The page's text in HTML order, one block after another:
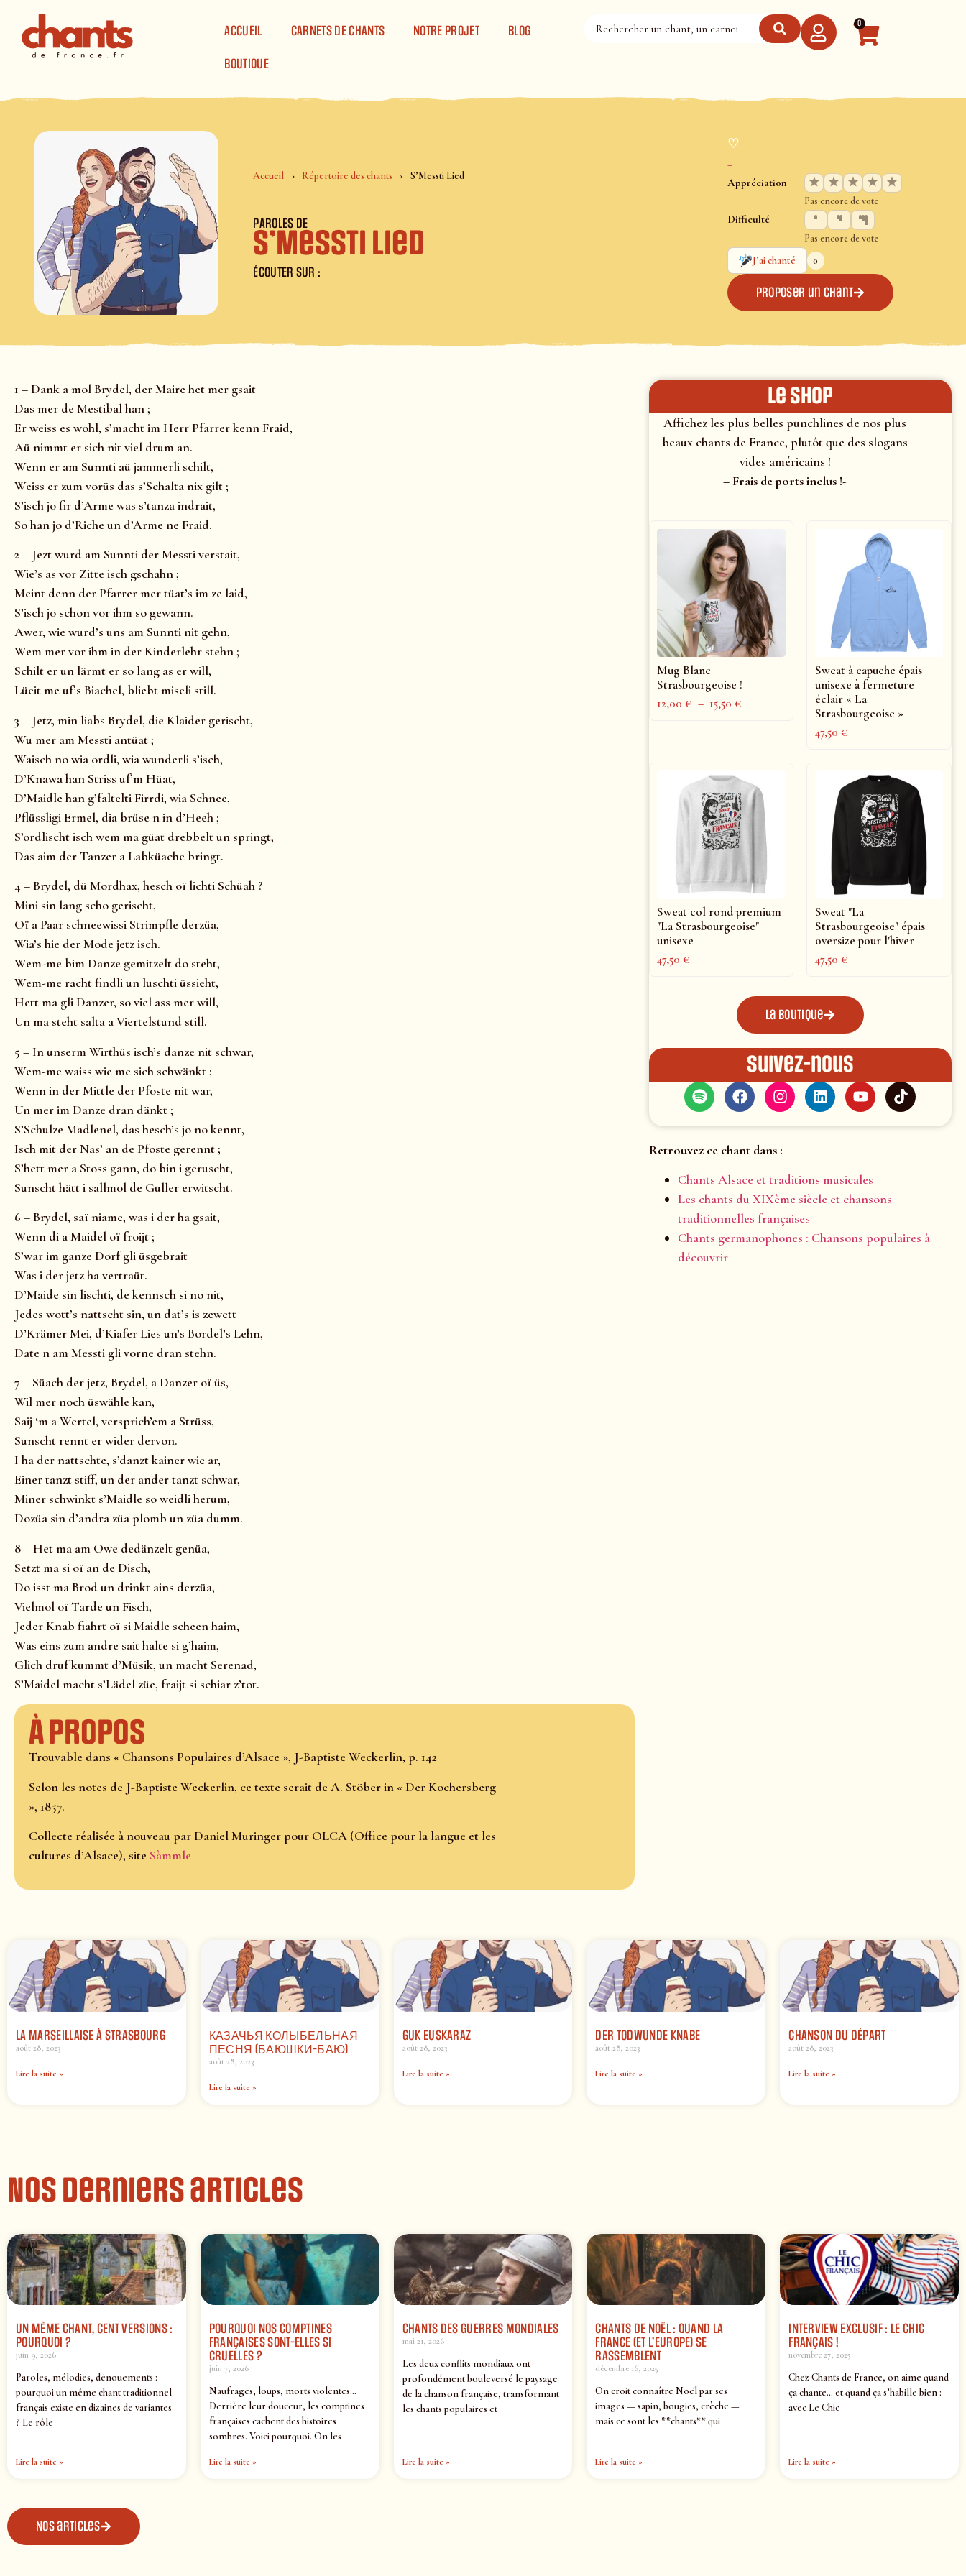
ACCUEIL
CARNETS DE CHANTS NOTRE PROJET BLOG
BOUTIQUE
0
Accueil Répertoire des chants S’Messti Lied
PAROLES DE
S’Messti Lied
ÉCOUTER SUR :
♡
+
Appréciation ★ ★ ★ ★ ★
Pas encore de vote
Difficulté
Pas encore de vote
J’ai chanté
0
Proposer un chant
1 – Dank a mol Brydel, der Maire het mer gsait
Das mer de Mestibal han ;
Er weiss es wohl, s’macht im Herr Pfarrer kenn Fraid,
Aü nimmt er sich nit viel drum an.
Wenn er am Sunnti aü jammerli schilt,
Weiss er zum vorüs das s’Schalta nix gilt ;
S’isch jo fir d’Arme was s’tanza indrait,
So han jo d’Riche un d’Arme ne Fraid.
2 – Jezt wurd am Sunnti der Messti verstait,
Wie’s as vor Zitte isch gschahn ;
Meint denn der Pfarrer mer tüat’s im ze laid,
S’isch jo schon vor ihm so gewann.
Awer, wie wurd’s uns am Sunnti nit gehn,
Wem mer vor ihm in der Kinderlehr stehn ;
Schilt er un lärmt er so lang as er will,
Lüeit me uf’s Biachel, bliebt miseli still.
3 – Jetz, min liabs Brydel, die Klaider gerischt,
Wu mer am Messti antüat ;
Waisch no wia ordli, wia wunderli s’isch,
D’Knawa han Striss uf’m Hüat,
D’Maidle han g’faltelti Firrdi, wia Schnee,
Pflüssligi Ermel, dia brüse n in d’Heeh ;
S’ordlischt isch wem ma güat drebbelt un springt,
Das aim der Tanzer a Labküache bringt.
4 – Brydel, dü Mordhax, hesch oï lichti Schüah ?
Mini sin lang scho gerischt,
Oï a Paar schneewissi Strimpfle derzüa,
Wia’s hie der Mode jetz isch.
Wem-me bim Danze gemitzelt do steht,
Wem-me racht findli un luschti üssieht,
Hett ma gli Danzer, so viel ass mer will,
Un ma steht salta a Viertelstund still.
5 – In unserm Wirthüs isch’s danze nit schwar,
Wem-me waiss wie me sich schwänkt ;
Wenn in der Mittle der Pfoste nit war,
Un mer im Danze dran dänkt ;
S’Schulze Madlenel, das hesch’s jo no kennt,
Isch mit der Nas’ an de Pfoste gerennt ;
S’hett mer a Stoss gann, do bin i geruscht,
Sunscht hätt i sallmol de Guller erwitscht.
6 – Brydel, saï niame, was i der ha gsait,
Wenn di a Maidel oï froijt ;
S’war im ganze Dorf gli üsgebrait
Was i der jetz ha vertraüt.
D’Maide sin lischti, de kennsch si no nit,
Jedes wott’s nattscht sin, un dat’s is zewett
D’Krämer Mei, d’Kiafer Lies un’s Bordel’s Lehn,
Date n am Messti gli vorne dran stehn.
7 – Süach der jetz, Brydel, a Danzer oï üs,
Wil mer noch üswähle kan,
Saij ‘m a Wertel, versprich’em a Strüss,
Sunscht rennt er wider dervon.
I ha der nattschte, s’danzt kainer wie ar,
Einer tanzt stiff, un der ander tanzt schwar,
Miner schwinkt s’Maidle so weidli herum,
Dozüa sin d’andra züa plomb un züa dumm.
8 – Het ma am Owe dedänzelt genüa,
Setzt ma si oï an de Disch,
Do isst ma Brod un drinkt ains derzüa,
Vielmol oï Tarde un Fisch,
Jeder Knab fiahrt oï si Maidle scheen haim,
Was eins zum andre sait halte si g’haim,
Glich druf kummt d’Müsik, un macht Serenad,
S’Maidel macht s’Lädel züe, fraijt si schiar z’tot.
À propos
Trouvable dans « Chansons Populaires d’Alsace », J-Baptiste Weckerlin, p. 142
Selon les notes de J-Baptiste Weckerlin, ce texte serait de A. Stöber in « Der Kochersberg
», 1857.
Collecte réalisée à nouveau par Daniel Muringer pour OLCA (Office pour la langue et les
cultures d’Alsace), site Sàmmle
le shop
Affichez les plus belles punchlines de nos plus
beaux chants de France, plutôt que des slogans
vides américains !
– Frais de ports inclus !-
Mug Blanc
Strasbourgeoise !
12,00€ – 15,50€
Sweat à capuche épais
unisexe à fermeture
éclair « La
Strasbourgeoise »
47,50€
Sweat col rond premium
"La Strasbourgeoise"
unisexe
47,50€
Sweat "La
Strasbourgeoise" épais
oversize pour l'hiver
47,50€
La boutique
Suivez-nous
Retrouvez ce chant dans :
Chants Alsace et traditions musicales
Les chants du XIXème siècle et chansons
traditionnelles françaises
Chants germanophones : Chansons populaires à
découvrir
LA MARSEILLAISE À STRASBOURG
août 28, 2023
Lire la suite »
КАЗАЧЬЯ КОЛЫБЕЛЬНАЯ
ПЕСНЯ (БАЮШКИ-БАЮ)
août 28, 2023
Lire la suite »
GUK EUSKARAZ
août 28, 2023
Lire la suite »
DER TODWUNDE KNABE
août 28, 2023
Lire la suite »
CHANSON DU DÉPART
août 28, 2023
Lire la suite »
Nos derniers articles
UN MÊME CHANT, CENT VERSIONS :
POURQUOI ?
juin 9, 2026
Paroles, mélodies, dénouements :
pourquoi un même chant traditionnel
français existe en dizaines de variantes
? Le rôle
Lire la suite »
POURQUOI NOS COMPTINES
FRANÇAISES SONT-ELLES SI
CRUELLES ?
juin 7, 2026
Naufrages, loups, morts violentes…
Derrière leur douceur, les comptines
françaises cachent des histoires
sombres. Voici pourquoi. On les
Lire la suite »
CHANTS DES GUERRES MONDIALES
mai 21, 2026
Les deux conflits mondiaux ont
profondément bouleversé le paysage
de la chanson française, transformant
les chants populaires et
Lire la suite »
CHANTS DE NOËL : QUAND LA
FRANCE (ET L’EUROPE) SE
RASSEMBLENT
décembre 16, 2025
On croit connaître Noël par ses
images — sapin, bougies, crèche —
mais ce sont les **chants** qui
Lire la suite »
INTERVIEW EXCLUSIF : LE CHIC
FRANÇAIS !
novembre 27, 2025
Chez Chants de France, on aime quand
ça chante… et quand ça s’habille bien :
avec Le Chic
Lire la suite »
Nos articles